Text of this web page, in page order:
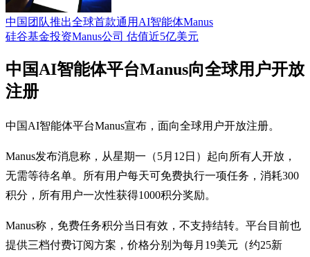
中国团队推出全球首款通用AI智能体Manus
硅谷基金投资Manus公司 估值近5亿美元
中国AI智能体平台Manus向全球用户开放
注册
中国AI智能体平台Manus宣布，面向全球用户开放注册。
Manus发布消息称，从星期一（5月12日）起向所有人开放，
无需等待名单。所有用户每天可免费执行一项任务，消耗300
积分，所有用户一次性获得1000积分奖励。
Manus称，免费任务积分当日有效，不支持结转。平台目前也
提供三档付费订阅方案，价格分别为每月19美元（约25新